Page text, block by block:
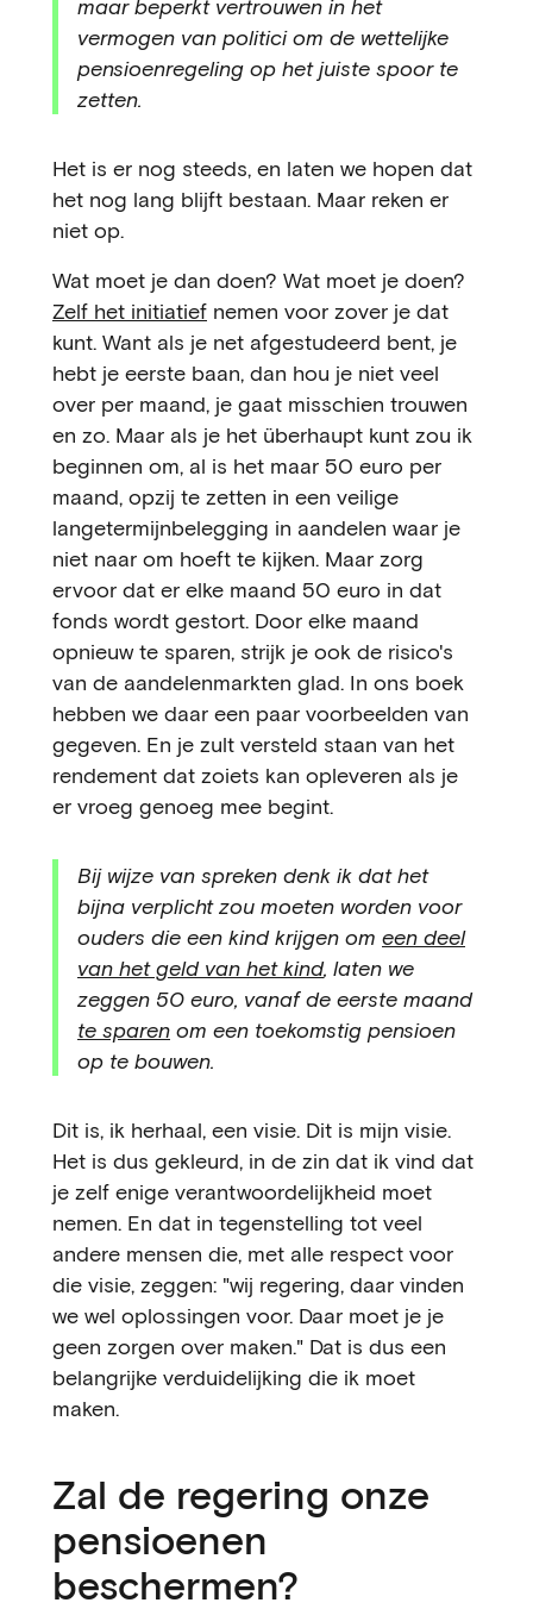
maar beperkt vertrouwen in het
vermogen van politici om de wettelijke
pensioenregeling op het juiste spoor te
zetten.
Het is er nog steeds, en laten we hopen dat
het nog lang blijft bestaan. Maar reken er
niet op.
Wat moet je dan doen? Wat moet je doen?
Zelf het initiatief nemen voor zover je dat
kunt. Want als je net afgestudeerd bent, je
hebt je eerste baan, dan hou je niet veel
over per maand, je gaat misschien trouwen
en zo. Maar als je het überhaupt kunt zou ik
beginnen om, al is het maar 50 euro per
maand, opzij te zetten in een veilige
langetermijnbelegging in aandelen waar je
niet naar om hoeft te kijken. Maar zorg
ervoor dat er elke maand 50 euro in dat
fonds wordt gestort. Door elke maand
opnieuw te sparen, strijk je ook de risico's
van de aandelenmarkten glad. In ons boek
hebben we daar een paar voorbeelden van
gegeven. En je zult versteld staan van het
rendement dat zoiets kan opleveren als je
er vroeg genoeg mee begint.
Bij wijze van spreken denk ik dat het
bijna verplicht zou moeten worden voor
ouders die een kind krijgen om een deel
van het geld van het kind, laten we
zeggen 50 euro, vanaf de eerste maand
te sparen om een toekomstig pensioen
op te bouwen.
Dit is, ik herhaal, een visie. Dit is mijn visie.
Het is dus gekleurd, in de zin dat ik vind dat
je zelf enige verantwoordelijkheid moet
nemen. En dat in tegenstelling tot veel
andere mensen die, met alle respect voor
die visie, zeggen: "wij regering, daar vinden
we wel oplossingen voor. Daar moet je je
geen zorgen over maken." Dat is dus een
belangrijke verduidelijking die ik moet
maken.
Zal de regering onze
pensioenen
beschermen?